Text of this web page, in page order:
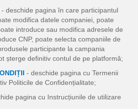
- deschide pagina în care participantul
modifica datele companiei, poate
introduce sau modifica adresele de
CNP, poate selecta companiile de
participante la campania
șterge definitiv contul de pe platformă;
- deschide pagina cu Termenii
Politicile de Confidențialitate;
pagina cu Instrucțiunile de utilizare